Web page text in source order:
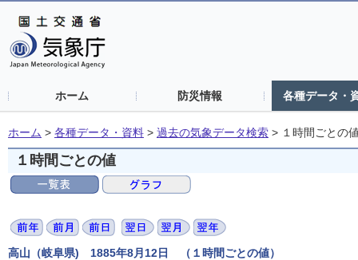
ホーム 防災情報 各種データ・
ホーム > 各種データ・資料 > 過去の気象データ検索 > １時間ごとの
１時間ごとの値
高山（岐阜県) 1885年8月12日 （１時間ごとの値）